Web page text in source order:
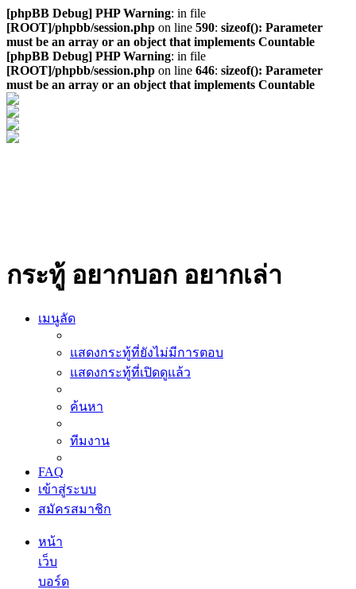
[phpBB Debug] PHP Warning: in file
[ROOT]/phpbb/session.php on line 590: sizeof(): Parameter
must be an array or an object that implements Countable
[phpBB Debug] PHP Warning: in file
[ROOT]/phpbb/session.php on line 646: sizeof(): Parameter
must be an array or an object that implements Countable
กระทู้ อยากบอก อยากเล่า
เมนูลัด
แสดงกระทู้ที่ยังไม่มีการตอบ
แสดงกระทู้ที่เปิดดูแล้ว
ค้นหา
ทีมงาน
FAQ
เข้าสู่ระบบ
สมัครสมาชิก
หน้า
เว็บ
บอร์ด